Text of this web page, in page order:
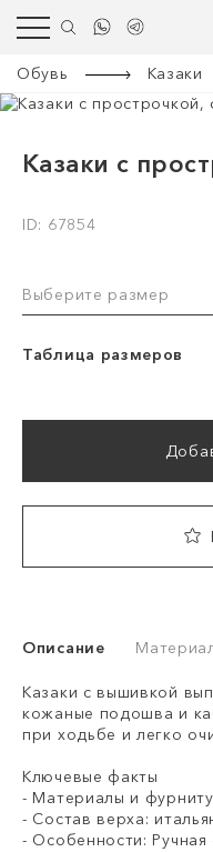
Обувь Казаки
Казаки с
ID: 67854
Выберите размер
Таблица размеров
Описание
Казаки с вышивкой
кожаные подошва и
при ходьбе и легко
Ключевые факты
- Материалы и
- Состав верха:
- Особенности: